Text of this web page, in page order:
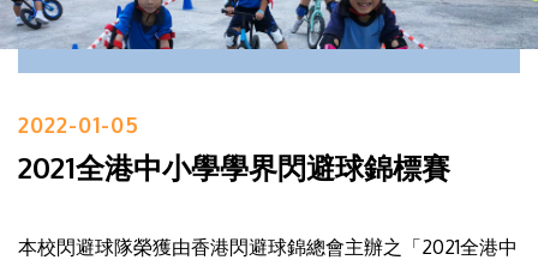
2022-01-05
2021全港中小學學界閃避球錦標賽
本校閃避球隊榮獲由香港閃避球錦總會主辦之「2021全港中